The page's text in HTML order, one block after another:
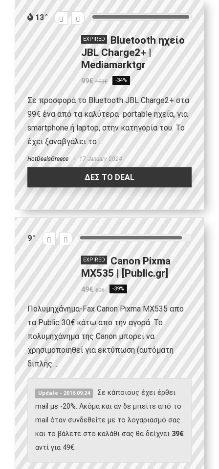
13
EXPIRED
Bluetooth ηχείο
JBL Charge2+ |
Mediamarktgr
99€ 150€ -34%
Σε προσφορά το Βluetooth JBL Charge2+ στα
99€ ένα από τα καλύτερα portable ηχεία, για
smartphone ή laptop, στην κατηγορία του. Το
έχει ξαναβγάλει το ...
HotDealsGreece 17 January 2024
ΔΕΣ ΤΟ DEAL
9
EXPIRED
Canon Pixma
MX535 | [Public.gr]
49€ 80€ -39%
Πολυμηχάνημα-Fax Canon Pixma MX535 απο
τα Public 30€ κάτω απο την αγορά. Το
πολυμηχάνημα της Canon μπορεί να
χρησιμοποιηθεί για εκτύπωση (αυτόματη
διπλής ...
Update - 2016.09.24
Σε κάποιους έχει έρθει
mail με -20%. Ακόμα και αν δε μπείτε από το
mail όταν συνδεθείτε με το λογαριασμό σας
και το βάλετε στο καλάθι σας θα δείχνει 39€
αντί για 49€.